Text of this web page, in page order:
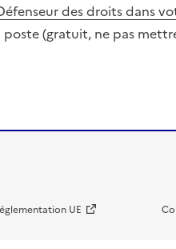
des droits dans
(gratuit, ne pas
UE